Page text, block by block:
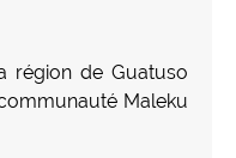
région de Guatuso
Maleku